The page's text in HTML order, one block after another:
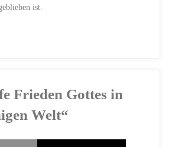
ist.
Frieden Gottes in
Welt“